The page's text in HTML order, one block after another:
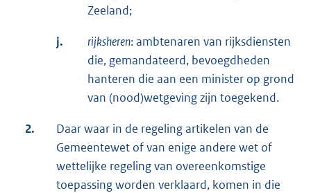
Zeeland;
j. rijksheren: ambtenaren van rijksdiensten
die, gemandateerd, bevoegdheden
hanteren die aan een minister op grond
van (nood)wetgeving zijn toegekend.
2.
Daar waar in de regeling artikelen van de
Gemeentewet of van enige andere wet of
wettelijke regeling van overeenkomstige
toepassing worden verklaard, komen in die